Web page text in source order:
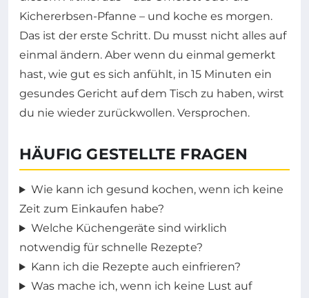
Kichererbsen-Pfanne – und koche es morgen.
Das ist der erste Schritt. Du musst nicht alles auf
einmal ändern. Aber wenn du einmal gemerkt
hast, wie gut es sich anfühlt, in 15 Minuten ein
gesundes Gericht auf dem Tisch zu haben, wirst
du nie wieder zurückwollen. Versprochen.
HÄUFIG GESTELLTE FRAGEN
Wie kann ich gesund kochen, wenn ich keine
Zeit zum Einkaufen habe?
Welche Küchengeräte sind wirklich
notwendig für schnelle Rezepte?
Kann ich die Rezepte auch einfrieren?
Was mache ich, wenn ich keine Lust auf